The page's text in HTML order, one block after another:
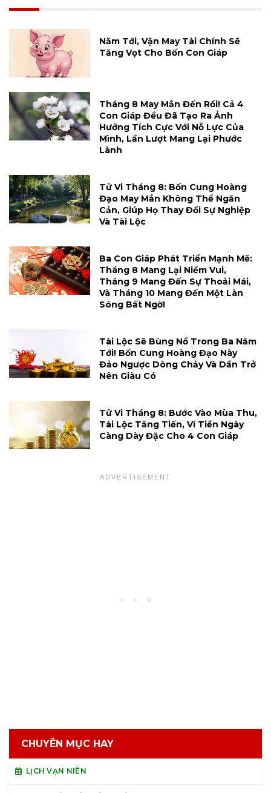
Năm Tới, Vận May Tài Chính Sẽ
Tăng Vọt Cho Bốn Con Giáp
Tháng 8 May Mắn Đến Rồi! Cả 4
Con Giáp Đều Đã Tạo Ra Ảnh
Hưởng Tích Cực Với Nỗ Lực Của
Mình, Lần Lượt Mang Lại Phước
Lành
Tử Vi Tháng 8: Bốn Cung Hoàng
Đạo May Mắn Không Thể Ngăn
Cản, Giúp Họ Thay Đổi Sự Nghiệp
Và Tài Lộc
Ba Con Giáp Phát Triển Mạnh Mẽ:
Tháng 8 Mang Lại Niềm Vui,
Tháng 9 Mang Đến Sự Thoải Mái,
Và Tháng 10 Mang Đến Một Làn
Sóng Bất Ngờ!
Tài Lộc Sẽ Bùng Nổ Trong Ba Năm
Tới! Bốn Cung Hoàng Đạo Này
Đảo Ngược Dòng Chảy Và Dần Trở
Nên Giàu Có
Tử Vi Tháng 8: Bước Vào Mùa Thu,
Tài Lộc Tăng Tiến, Ví Tiền Ngày
Càng Dày Đặc Cho 4 Con Giáp
CHUYÊN MỤC HAY
LỊCH VẠN NIÊN